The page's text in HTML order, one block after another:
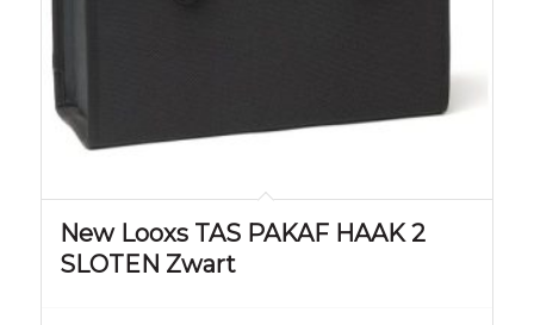
New Looxs TAS PAKAF HAAK 2
SLOTEN Zwart